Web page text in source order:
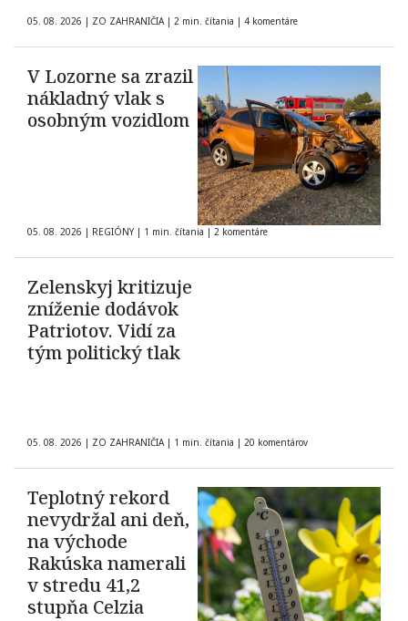
05. 08. 2026 | ZO ZAHRANIČIA | 2 min. čítania | 4 komentáre
V Lozorne sa zrazil
nákladný vlak s
osobným vozidlom
05. 08. 2026 | REGIÓNY | 1 min. čítania | 2 komentáre
Zelenskyj kritizuje
zníženie dodávok
Patriotov. Vidí za
tým politický tlak
05. 08. 2026 | ZO ZAHRANIČIA | 1 min. čítania | 20 komentárov
Teplotný rekord
nevydržal ani deň,
na východe
Rakúska namerali
v stredu 41,2
stupňa Celzia